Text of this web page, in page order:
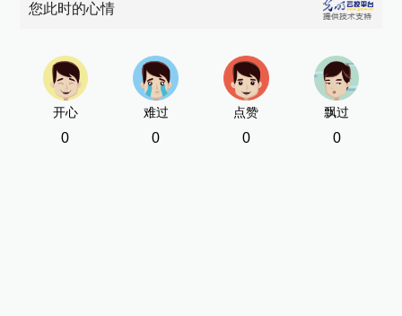
您此时的心情
开心
0
难过
0
点赞
0
飘过
0